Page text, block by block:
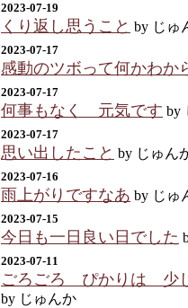
2023-07-19
くり返し思うこと by じゅ
2023-07-17
感動のツボって何かわか
2023-07-17
何事もなく 元気です by
2023-07-17
思い出したこと by じゅん
2023-07-16
雨上がりですなあ by じゅ
2023-07-15
今日も一日良い日でした
2023-07-11
ごろごろ ぴかりは 少
by じゅんか